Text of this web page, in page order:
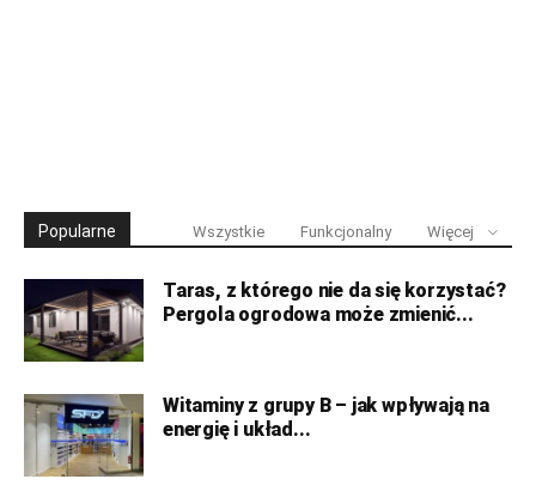
Popularne Wszystkie Funkcjonalny Więcej
Taras, z którego nie da się korzystać?
Pergola ogrodowa może zmienić...
Witaminy z grupy B – jak wpływają na
energię i układ...